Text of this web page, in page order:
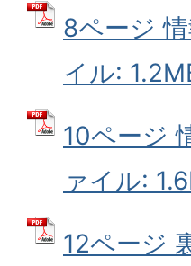
8ページ
イル:
10ページ
ァイル:
12ページ